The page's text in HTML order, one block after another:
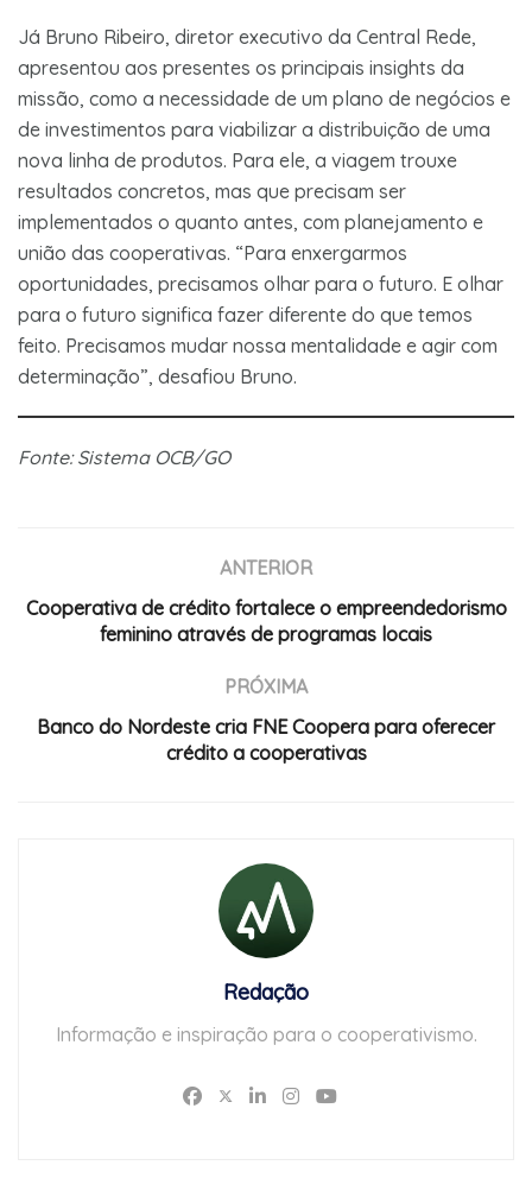
Já Bruno Ribeiro, diretor executivo da Central Rede,
apresentou aos presentes os principais insights da
missão, como a necessidade de um plano de negócios e
de investimentos para viabilizar a distribuição de uma
nova linha de produtos. Para ele, a viagem trouxe
resultados concretos, mas que precisam ser
implementados o quanto antes, com planejamento e
união das cooperativas. “Para enxergarmos
oportunidades, precisamos olhar para o futuro. E olhar
para o futuro significa fazer diferente do que temos
feito. Precisamos mudar nossa mentalidade e agir com
determinação”, desafiou Bruno.
Fonte: Sistema OCB/GO
ANTERIOR
Cooperativa de crédito fortalece o empreendedorismo
feminino através de programas locais
PRÓXIMA
Banco do Nordeste cria FNE Coopera para oferecer
crédito a cooperativas
Redação
Informação e inspiração para o cooperativismo.